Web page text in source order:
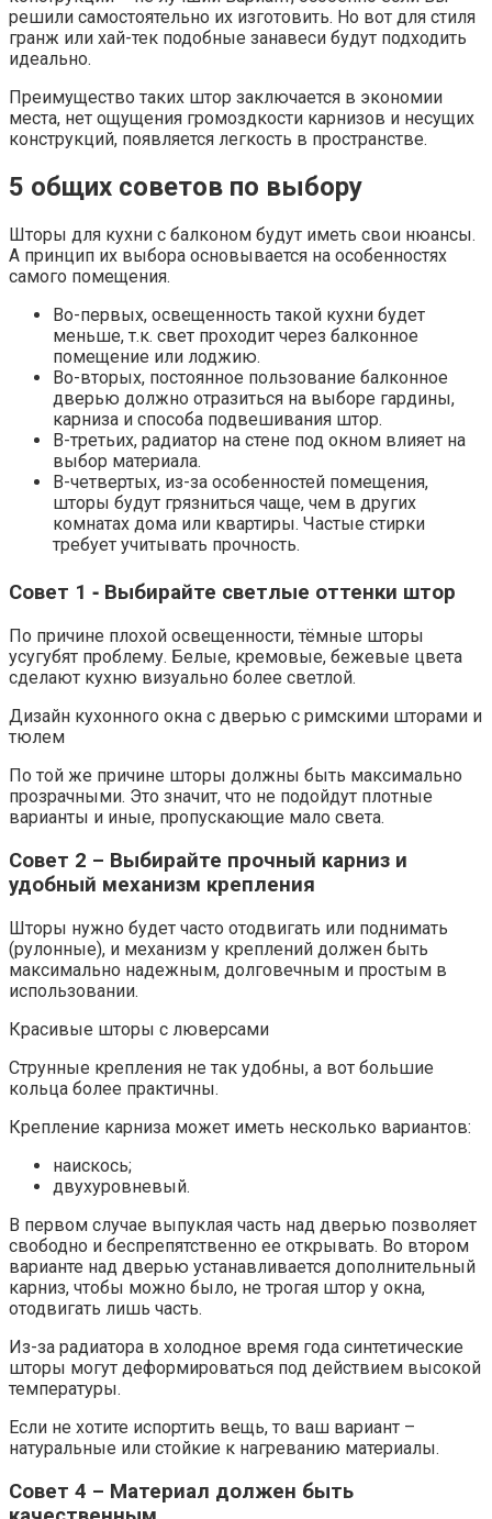
решили самостоятельно их изготовить. Но вот для стиля
гранж или хай-тек подобные занавеси будут подходить
идеально.
Преимущество таких штор заключается в экономии
места, нет ощущения громоздкости карнизов и несущих
конструкций, появляется легкость в пространстве.
5 общих советов по выбору
Шторы для кухни с балконом будут иметь свои нюансы.
А принцип их выбора основывается на особенностях
самого помещения.
Во-первых, освещенность такой кухни будет
меньше, т.к. свет проходит через балконное
помещение или лоджию.
Во-вторых, постоянное пользование балконное
дверью должно отразиться на выборе гардины,
карниза и способа подвешивания штор.
В-третьих, радиатор на стене под окном влияет на
выбор материала.
В-четвертых, из-за особенностей помещения,
шторы будут грязниться чаще, чем в других
комнатах дома или квартиры. Частые стирки
требует учитывать прочность.
Совет 1 ‑ Выбирайте светлые оттенки штор
По причине плохой освещенности, тёмные шторы
усугубят проблему. Белые, кремовые, бежевые цвета
сделают кухню визуально более светлой.
Дизайн кухонного окна с дверью с римскими шторами и
тюлем
По той же причине шторы должны быть максимально
прозрачными. Это значит, что не подойдут плотные
варианты и иные, пропускающие мало света.
Совет 2 – Выбирайте прочный карниз и
удобный механизм крепления
Шторы нужно будет часто отодвигать или поднимать
(рулонные), и механизм у креплений должен быть
максимально надежным, долговечным и простым в
использовании.
Красивые шторы с люверсами
Струнные крепления не так удобны, а вот большие
кольца более практичны.
Крепление карниза может иметь несколько вариантов:
наискось;
двухуровневый.
В первом случае выпуклая часть над дверью позволяет
свободно и беспрепятственно ее открывать. Во втором
варианте над дверью устанавливается дополнительный
карниз, чтобы можно было, не трогая штор у окна,
отодвигать лишь часть.
Из-за радиатора в холодное время года синтетические
шторы могут деформироваться под действием высокой
температуры.
Если не хотите испортить вещь, то ваш вариант –
натуральные или стойкие к нагреванию материалы.
Совет 4 – Материал должен быть